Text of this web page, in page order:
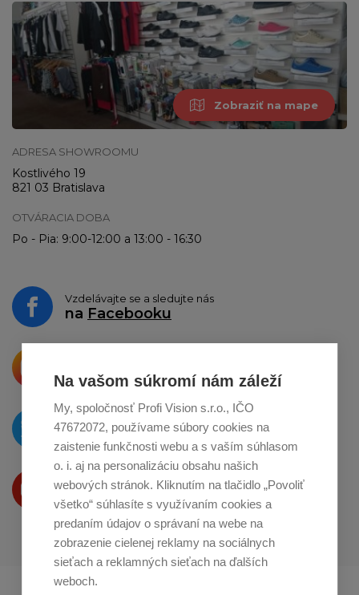
Na vašom súkromí nám záleží
My, spoločnosť Profi Vision s.r.o., IČO
47672072, používame súbory cookies na
zaistenie funkčnosti webu a s vaším súhlasom
o. i. aj na personalizáciu obsahu našich
webových stránok. Kliknutím na tlačidlo „Povoliť
všetko“ súhlasíte s využívaním cookies a
predaním údajov o správaní na webe na
zobrazenie cielenej reklamy na sociálnych
sieťach a reklamných sieťach na ďalších
weboch.
Zobraziť na mape
ADRESA SHOWROOMU
Kostlivého 19
821 03 Bratislava
OTVÁRACIA DOBA
Po - Pia: 9:00-12:00 a 13:00 - 16:30
Vzdelávajte se a sledujte nás
na Facebooku
o zdieľanie naInstagrame
O novinkách píšeme
naTwitteri
Produkty Vám predstavujeme
na Youtube
Profikuchař.cz